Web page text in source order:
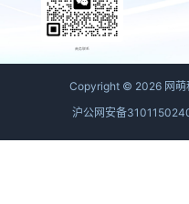
商务联系
Copyright © 2026 网萌
沪公网安备